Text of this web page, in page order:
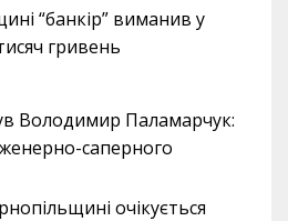
“банкір” виманив у
гривень
Володимир Паламарчук:
саперного
очікується